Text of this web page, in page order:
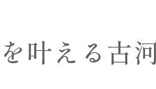
家族
古河
叶える古